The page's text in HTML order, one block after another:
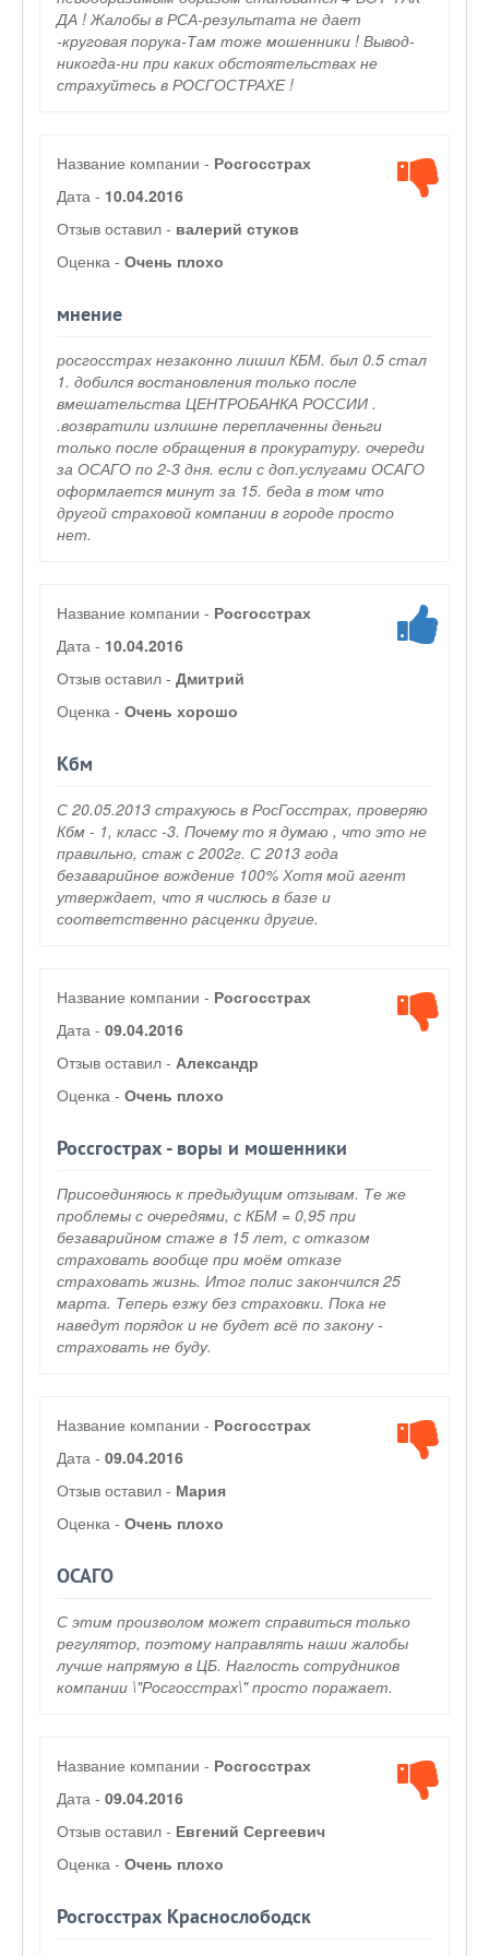
ДА ! Жалобы в РСА-результата не дает
-круговая порука-Там тоже мошенники ! Вывод-
никогда-ни при каких обстоятельствах не
страхуйтесь в РОСГОСТРАХЕ !
Название компании - Росгосстрах
Дата - 10.04.2016
Отзыв оставил - валерий стуков
Оценка - Очень плохо
мнение
росгосстрах незаконно лишил КБМ. был 0.5 стал
1. добился востановления только после
вмешательства ЦЕНТРОБАНКА РОССИИ .
.возвратили излишне переплаченны деньги
только после обращения в прокуратуру. очереди
за ОСАГО по 2-3 дня. если с доп.услугами ОСАГО
оформлается минут за 15. беда в том что
другой страховой компании в городе просто
нет.
Название компании - Росгосстрах
Дата - 10.04.2016
Отзыв оставил - Дмитрий
Оценка - Очень хорошо
Кбм
С 20.05.2013 страхуюсь в РосГосстрах, проверяю
Кбм - 1, класс -3. Почему то я думаю , что это не
правильно, стаж с 2002г. С 2013 года
безаварийное вождение 100% Хотя мой агент
утверждает, что я числюсь в базе и
соответственно расценки другие.
Название компании - Росгосстрах
Дата - 09.04.2016
Отзыв оставил - Александр
Оценка - Очень плохо
Россгострах - воры и мошенники
Присоединяюсь к предыдущим отзывам. Те же
проблемы с очередями, с КБМ = 0,95 при
безаварийном стаже в 15 лет, с отказом
страховать вообще при моём отказе
страховать жизнь. Итог полис закончился 25
марта. Теперь езжу без страховки. Пока не
наведут порядок и не будет всё по закону -
страховать не буду.
Название компании - Росгосстрах
Дата - 09.04.2016
Отзыв оставил - Мария
Оценка - Очень плохо
ОСАГО
С этим произволом может справиться только
регулятор, поэтому направлять наши жалобы
лучше напрямую в ЦБ. Наглость сотрудников
компании \"Росгосстрах\" просто поражает.
Название компании - Росгосстрах
Дата - 09.04.2016
Отзыв оставил - Евгений Сергеевич
Оценка - Очень плохо
Росгосстрах Краснослободск